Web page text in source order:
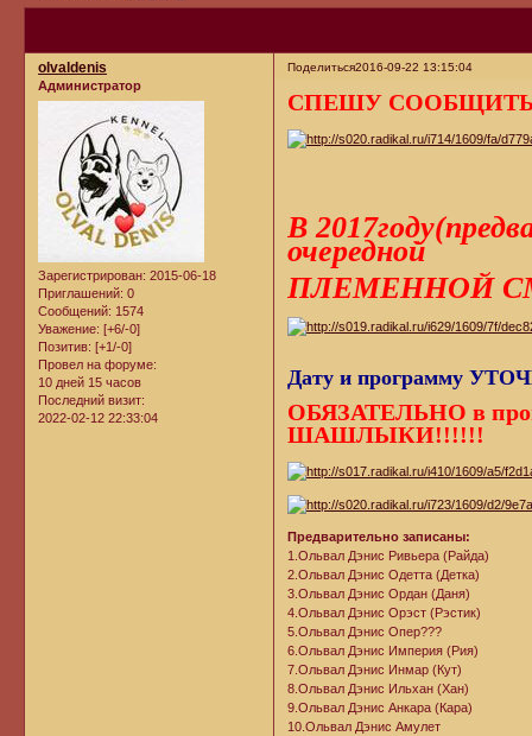
Поделиться2016-09-22 13:15:04
olvaldenis
Администратор
Зарегистрирован: 2015-06-18
Приглашений: 0
Сообщений: 1574
Уважение: [+6/-0]
Позитив: [+1/-0]
Провел на форуме:
10 дней 15 часов
Последний визит:
2022-02-12 22:33:04
СПЕШУ
В
очередной
ПЛЕМЕННОЙ
Дату и программу
ОБЯЗАТЕЛЬНО в
ШАШЛЫКИ!!!!!!
Предварительно записаны:
1.Ольвал Дэнис Ривьера (Райда)
2.Ольвал Дэнис Одетта (Детка)
3.Ольвал Дэнис Ордан (Даня)
4.Ольвал Дэнис Орэст (Рэстик)
5.Ольвал Дэнис Опер???
6.Ольвал Дэнис Империя (Рия)
7.Ольвал Дэнис Инмар (Кут)
8.Ольвал Дэнис Ильхан (Хан)
9.Ольвал Дэнис Анкара (Кара)
10.Ольвал Дэнис Амулет